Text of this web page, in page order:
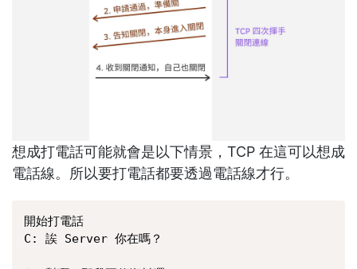
想成打電話可能就會是以下情景，TCP 在這可以想成
電話線。所以要打電話都要透過電話線才行。
開始打電話
C: 誒 Server 你在嗎？